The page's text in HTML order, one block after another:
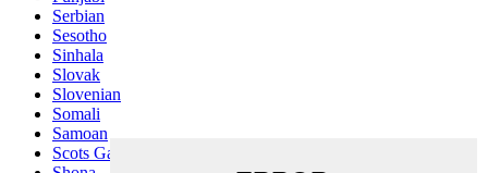
Serbian
Sesotho
Sinhala
Slovak
Slovenian
Somali
Samoan
Scots Gaelic